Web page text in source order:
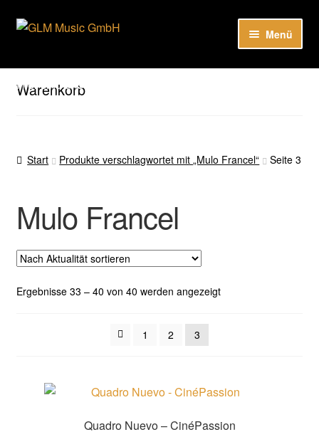
Hier sind unsere Neuigkeiten zu hören: Spotify
Zur
Zum
Menü
Unser Katalog
öffnen
Warenkorb
Start Produkte verschlagwortet mit „Mulo Francel“ Seite 3
Mulo Francel
Ergebnisse 33 – 40 von 40 werden angezeigtNach
1
2 3
Quadro Nuevo – CinéPassion